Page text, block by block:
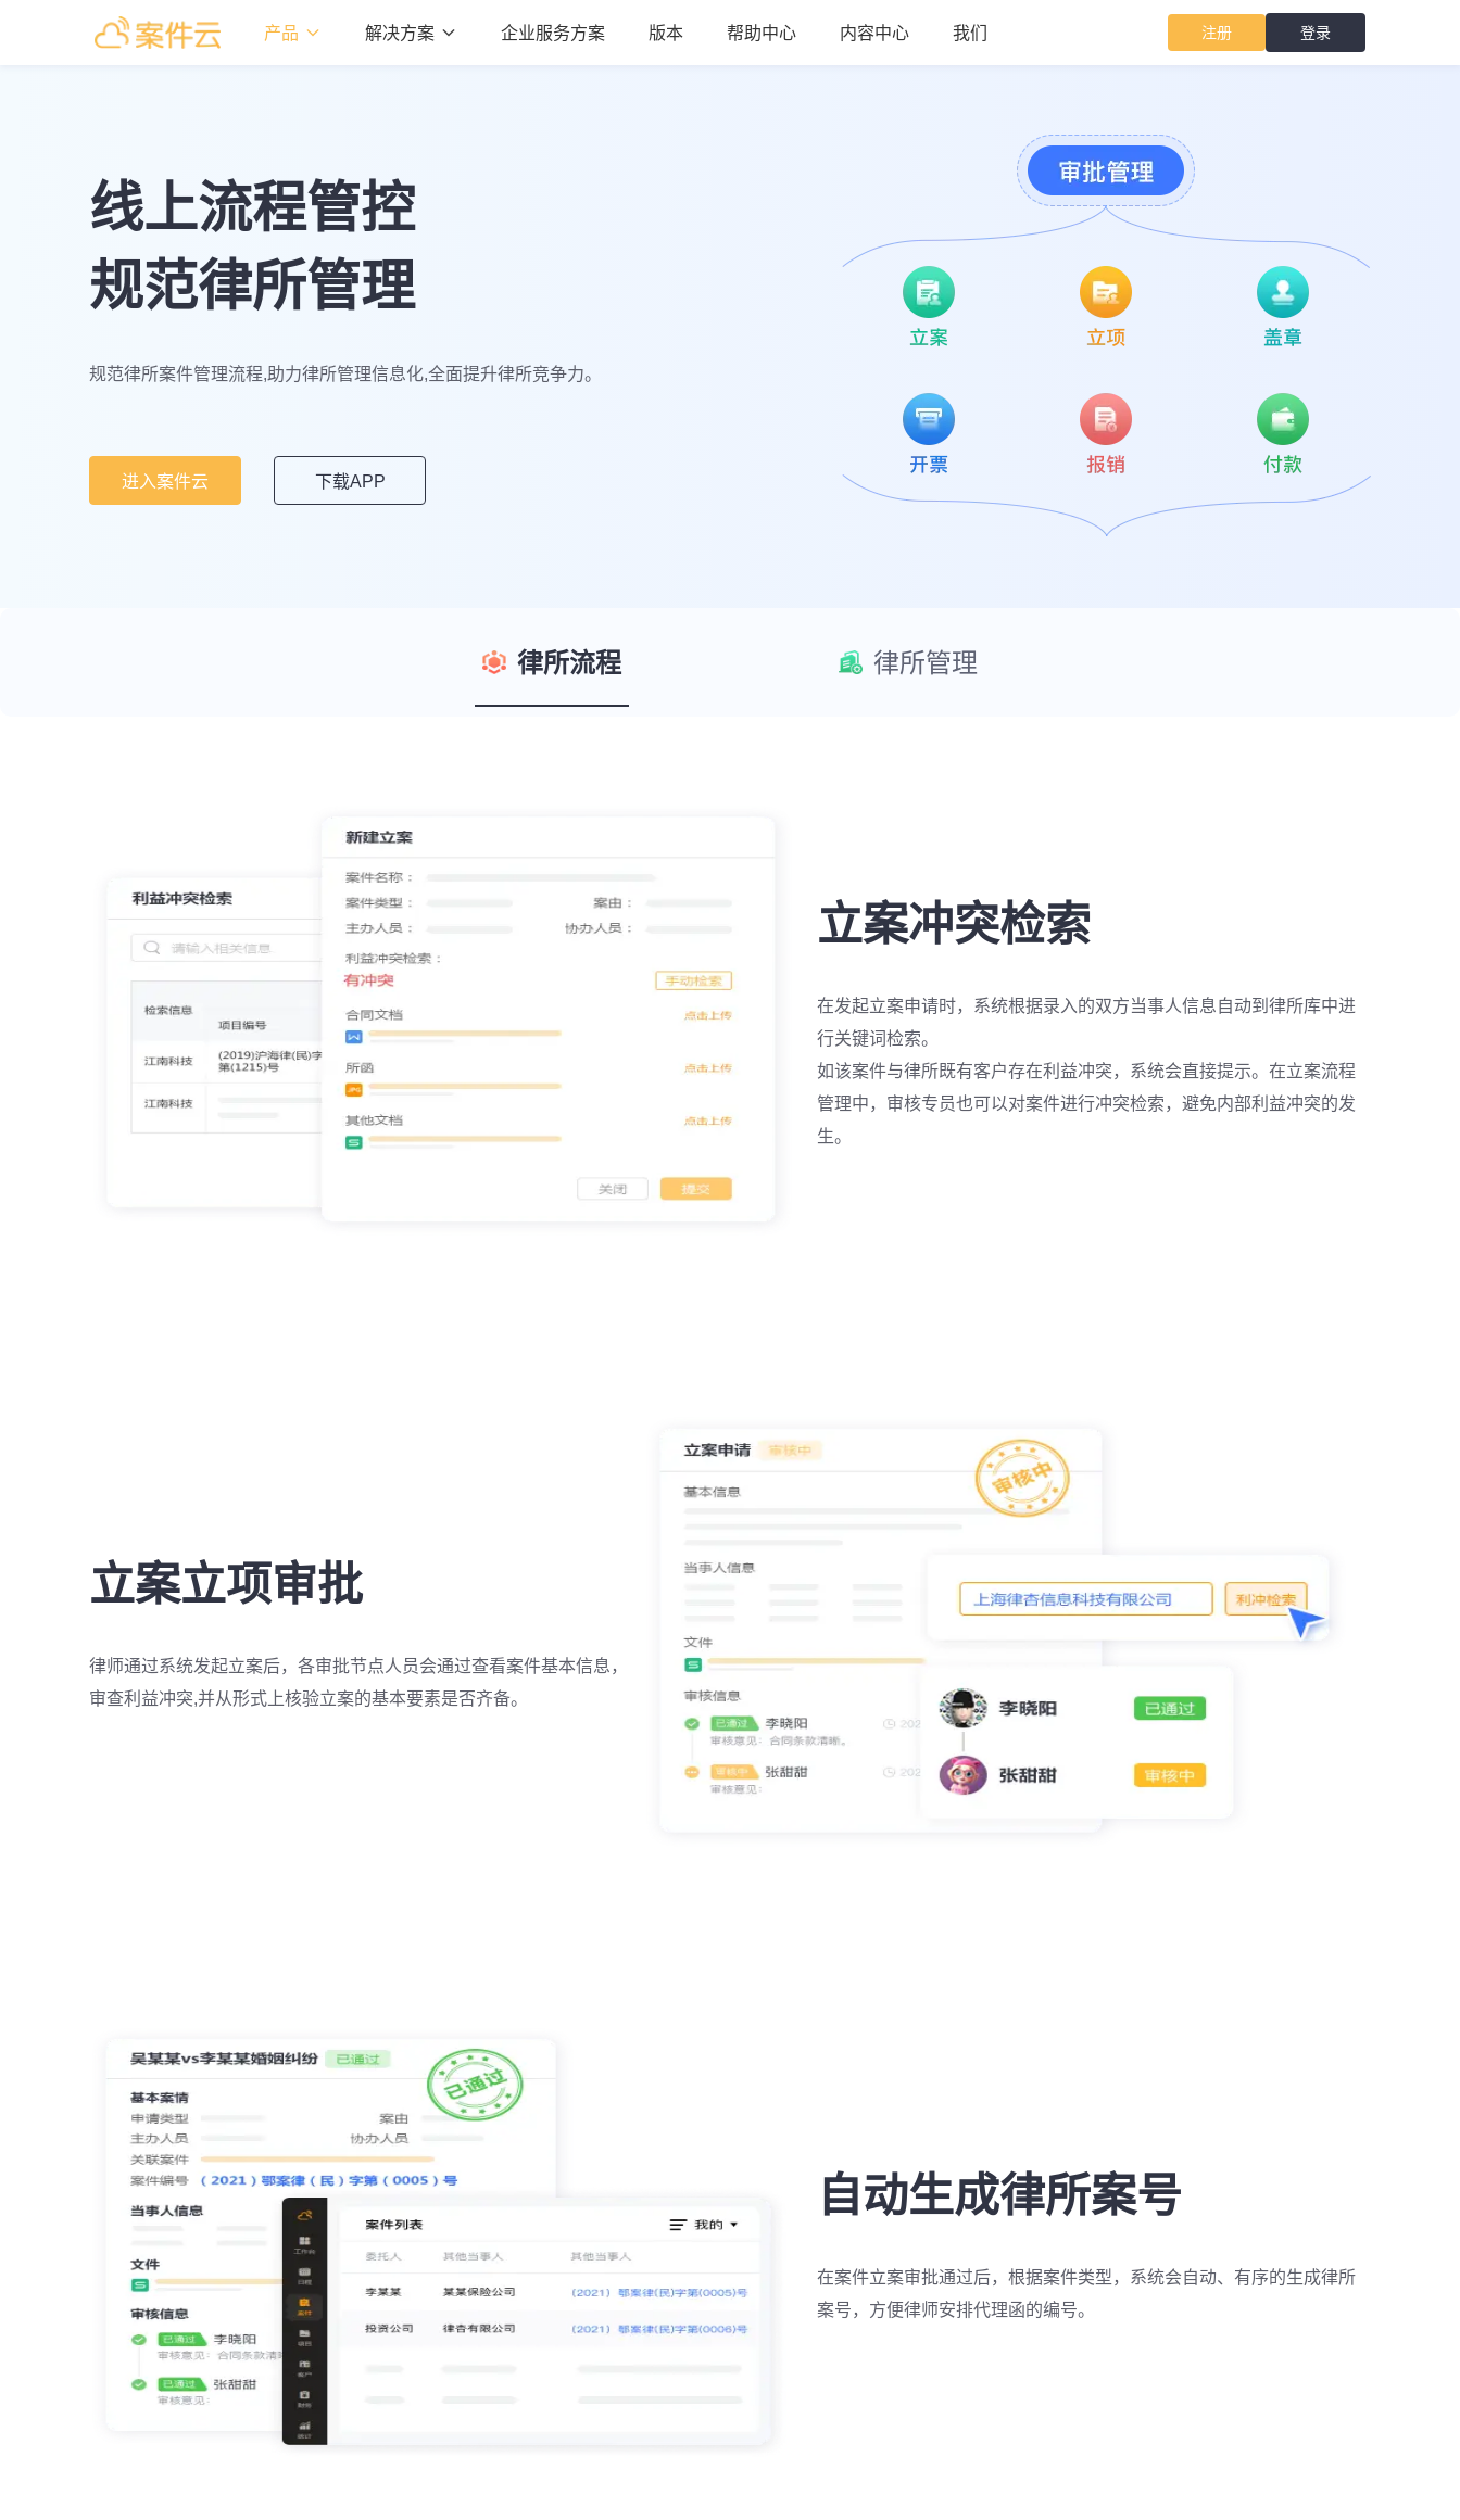
产品  解决方案  企业服务方案 版本 帮助中心 内容中心 我们 注册 登录
线上流程管控
规范律所管理
规范律所案件管理流程,助力律所管理信息化,全面提升律所竞争力。
进入案件云 下载APP
律所流程 律所管理
立案冲突检索
在发起立案申请时，系统根据录入的双方当事人信息自动到律所库中进
行关键词检索。
如该案件与律所既有客户存在利益冲突，系统会直接提示。在立案流程
管理中，审核专员也可以对案件进行冲突检索，避免内部利益冲突的发
生。
立案立项审批
律师通过系统发起立案后，各审批节点人员会通过查看案件基本信息，
审查利益冲突,并从形式上核验立案的基本要素是否齐备。
自动生成律所案号
在案件立案审批通过后，根据案件类型，系统会自动、有序的生成律所
案号，方便律师安排代理函的编号。